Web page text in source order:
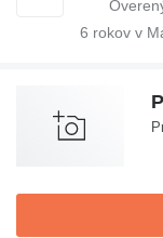
6 rokov v